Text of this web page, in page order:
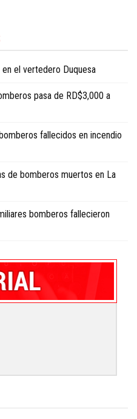
el vertedero Duquesa
pasa de RD$3,000 a
fallecidos en incendio
de bomberos muertos en La
bomberos fallecieron